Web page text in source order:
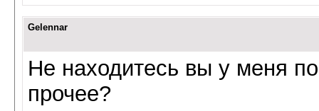
Gelennar
Не находитесь вы у меня
прочее?